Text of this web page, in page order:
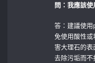
問：我應該
答：建議使
免使用酸性
害大理石的
去除污垢而不